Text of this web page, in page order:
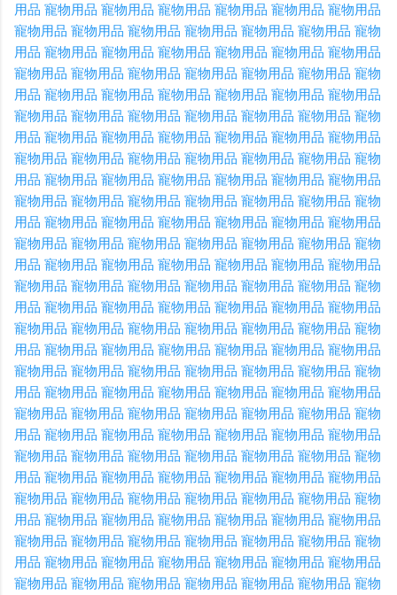
用品 寵物用品 寵物用品 寵物用品 寵物用品 寵物用品 寵物用品
寵物用品 寵物用品 寵物用品 寵物用品 寵物用品 寵物用品 寵物
用品 寵物用品 寵物用品 寵物用品 寵物用品 寵物用品 寵物用品
寵物用品 寵物用品 寵物用品 寵物用品 寵物用品 寵物用品 寵物
用品 寵物用品 寵物用品 寵物用品 寵物用品 寵物用品 寵物用品
寵物用品 寵物用品 寵物用品 寵物用品 寵物用品 寵物用品 寵物
用品 寵物用品 寵物用品 寵物用品 寵物用品 寵物用品 寵物用品
寵物用品 寵物用品 寵物用品 寵物用品 寵物用品 寵物用品 寵物
用品 寵物用品 寵物用品 寵物用品 寵物用品 寵物用品 寵物用品
寵物用品 寵物用品 寵物用品 寵物用品 寵物用品 寵物用品 寵物
用品 寵物用品 寵物用品 寵物用品 寵物用品 寵物用品 寵物用品
寵物用品 寵物用品 寵物用品 寵物用品 寵物用品 寵物用品 寵物
用品 寵物用品 寵物用品 寵物用品 寵物用品 寵物用品 寵物用品
寵物用品 寵物用品 寵物用品 寵物用品 寵物用品 寵物用品 寵物
用品 寵物用品 寵物用品 寵物用品 寵物用品 寵物用品 寵物用品
寵物用品 寵物用品 寵物用品 寵物用品 寵物用品 寵物用品 寵物
用品 寵物用品 寵物用品 寵物用品 寵物用品 寵物用品 寵物用品
寵物用品 寵物用品 寵物用品 寵物用品 寵物用品 寵物用品 寵物
用品 寵物用品 寵物用品 寵物用品 寵物用品 寵物用品 寵物用品
寵物用品 寵物用品 寵物用品 寵物用品 寵物用品 寵物用品 寵物
用品 寵物用品 寵物用品 寵物用品 寵物用品 寵物用品 寵物用品
寵物用品 寵物用品 寵物用品 寵物用品 寵物用品 寵物用品 寵物
用品 寵物用品 寵物用品 寵物用品 寵物用品 寵物用品 寵物用品
寵物用品 寵物用品 寵物用品 寵物用品 寵物用品 寵物用品 寵物
用品 寵物用品 寵物用品 寵物用品 寵物用品 寵物用品 寵物用品
寵物用品 寵物用品 寵物用品 寵物用品 寵物用品 寵物用品 寵物
用品 寵物用品 寵物用品 寵物用品 寵物用品 寵物用品 寵物用品
寵物用品 寵物用品 寵物用品 寵物用品 寵物用品 寵物用品 寵物